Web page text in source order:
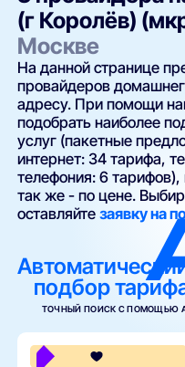
(г Королёв)
Москве
На данной странице
провайдеров
адресу. При помощи
подобрать наиболее
услуг (пакетные
интернет: 34 тарифа,
телефония: 6 тарифов),
так же - по цене.
оставляйтезаявку на
подбор
ТОЧНЫЙ ПОИСК С ПОМОЩЬЮ